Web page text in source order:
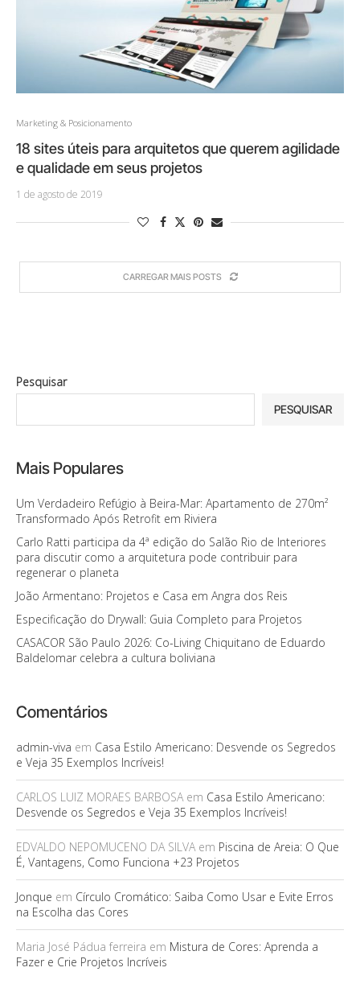
Marketing & Posicionamento
18 sites úteis para arquitetos que querem agilidade
e qualidade em seus projetos
1 de agosto de 2019
CARREGAR MAIS POSTS
Pesquisar
PESQUISAR
Mais Populares
Um Verdadeiro Refúgio à Beira-Mar: Apartamento de 270m²
Transformado Após Retrofit em Riviera
Carlo Ratti participa da 4ª edição do Salão Rio de Interiores
para discutir como a arquitetura pode contribuir para
regenerar o planeta
João Armentano: Projetos e Casa em Angra dos Reis
Especificação do Drywall: Guia Completo para Projetos
CASACOR São Paulo 2026: Co-Living Chiquitano de Eduardo
Baldelomar celebra a cultura boliviana
Comentários
admin-viva em Casa Estilo Americano: Desvende os Segredos
e Veja 35 Exemplos Incríveis!
CARLOS LUIZ MORAES BARBOSAem Casa Estilo Americano:
Desvende os Segredos e Veja 35 Exemplos Incríveis!
EDVALDO NEPOMUCENO DA SILVAem Piscina de Areia: O Que
É, Vantagens, Como Funciona +23 Projetos
Jonque em Círculo Cromático: Saiba Como Usar e Evite Erros
na Escolha das Cores
Maria José Pádua ferreira em Mistura de Cores: Aprenda a
Fazer e Crie Projetos Incríveis